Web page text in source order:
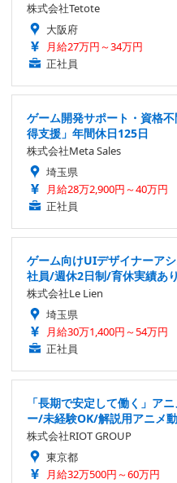
株式会社Tetote
大阪府
月給27万円～34万円
正社員
ゲーム開発サポート・資格
得支援」年間休日125日
株式会社Meta Sales
埼玉県
月給28万2,900円～40万円
正社員
ゲーム向けUIデザイナーア
社員/週休2日制/育休実績あ
株式会社Le Lien
埼玉県
月給30万1,400円～54万円
正社員
「長期で安定して働く」ア
ー/未経験OK/解説用アニメ
株式会社RIOT GROUP
東京都
月給32万500円～60万円